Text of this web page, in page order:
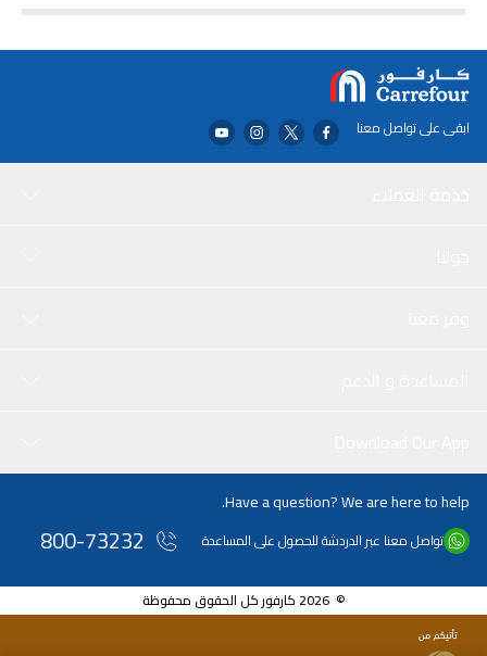
ابقى على تواصل معنا
Have a question? We are here to help.
تواصل معنا عبر الدردشة للحصول على المساعدة 800-73232
© 2026 كارفور كل الحقوق محفوظة